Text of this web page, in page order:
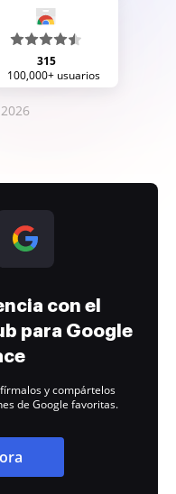
315
100,000+ usuarios
con el
para Google
y compártelos
de Google favoritas.